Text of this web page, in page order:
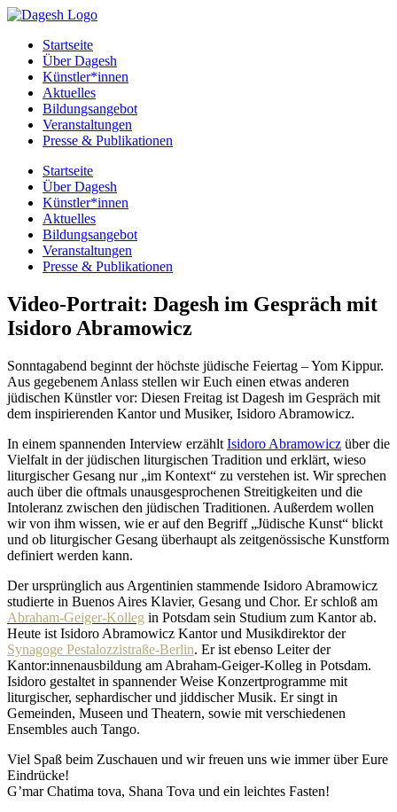
Startseite
Über Dagesh
Künstler*innen
Aktuelles
Bildungsangebot
Veranstaltungen
Presse & Publikationen
Startseite
Über Dagesh
Künstler*innen
Aktuelles
Bildungsangebot
Veranstaltungen
Presse & Publikationen
Video-Portrait: Dagesh im Gespräch mit
Isidoro Abramowicz
Sonntagabend beginnt der höchste jüdische Feiertag – Yom Kippur.
Aus gegebenem Anlass stellen wir Euch einen etwas anderen
jüdischen Künstler vor: Diesen Freitag ist Dagesh im Gespräch mit
dem inspirierenden Kantor und Musiker, Isidoro Abramowicz.
In einem spannenden Interview erzählt Isidoro Abramowicz über die
Vielfalt in der jüdischen liturgischen Tradition und erklärt, wieso
liturgischer Gesang nur „im Kontext“ zu verstehen ist. Wir sprechen
auch über die oftmals unausgesprochenen Streitigkeiten und die
Intoleranz zwischen den jüdischen Traditionen. Außerdem wollen
wir von ihm wissen, wie er auf den Begriff „Jüdische Kunst“ blickt
und ob liturgischer Gesang überhaupt als zeitgenössische Kunstform
definiert werden kann.
Der ursprünglich aus Argentinien stammende Isidoro Abramowicz
studierte in Buenos Aires Klavier, Gesang und Chor. Er schloß am
Abraham-Geiger-Kolleg in Potsdam sein Studium zum Kantor ab.
Heute ist Isidoro Abramowicz Kantor und Musikdirektor der
Synagoge Pestalozzistraße-Berlin. Er ist ebenso Leiter der
Kantor:innenausbildung am Abraham-Geiger-Kolleg in Potsdam.
Isidoro gestaltet in spannender Weise Konzertprogramme mit
liturgischer, sephardischer und jiddischer Musik. Er singt in
Gemeinden, Museen und Theatern, sowie mit verschiedenen
Ensembles auch Tango.
Viel Spaß beim Zuschauen und wir freuen uns wie immer über Eure
Eindrücke!
G’mar Chatima tova, Shana Tova und ein leichtes Fasten!